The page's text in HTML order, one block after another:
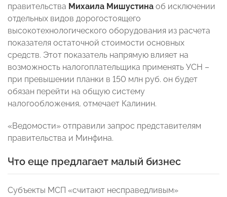
правительства Михаила Мишустина об исключении
отдельных видов дорогостоящего
высокотехнологического оборудования из расчета
показателя остаточной стоимости основных
средств. Этот показатель напрямую влияет на
возможность налогоплательщика применять УСН –
при превышении планки в 150 млн руб. он будет
обязан перейти на общую систему
налогообложения, отмечает Калинин.
«Ведомости» отправили запрос представителям
правительства и Минфина.
Что еще предлагает малый бизнес
Субъекты МСП «считают несправедливым»